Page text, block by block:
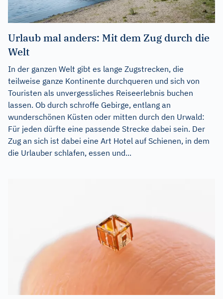
Urlaub mal anders: Mit dem Zug durch die
Welt
In der ganzen Welt gibt es lange Zugstrecken, die
teilweise ganze Kontinente durchqueren und sich von
Touristen als unvergessliches Reiseerlebnis buchen
lassen. Ob durch schroffe Gebirge, entlang an
wunderschönen Küsten oder mitten durch den Urwald:
Für jeden dürfte eine passende Strecke dabei sein. Der
Zug an sich ist dabei eine Art Hotel auf Schienen, in dem
die Urlauber schlafen, essen und...